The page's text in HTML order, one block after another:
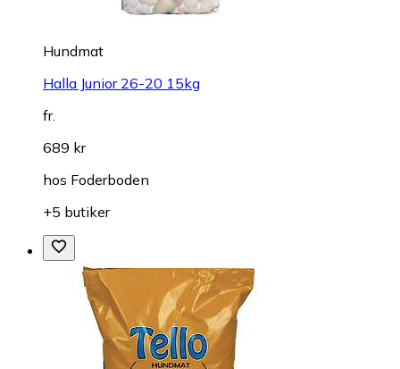
Hundmat
Halla Junior 26-20 15kg
fr.
689 kr
hos Foderboden
+5 butiker